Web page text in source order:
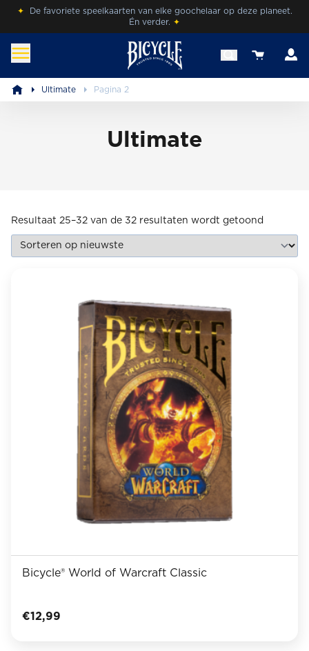
Skip✦ De favoriete speelkaarten van elke goochelaar op deze planeet.
Én verder. ✦
benl.bicyclecards.com
Beleef de magie van Bicycle® Cards.
View your
Ultimate Pagina 2
Ultimate
Resultaat 25–32 van de 32 resultaten wordt getoond
op
Bicycle® World of Warcraft Classic
€12,99